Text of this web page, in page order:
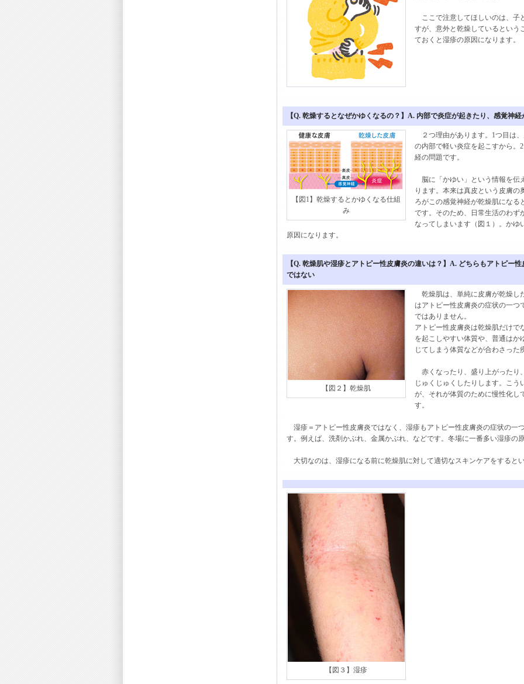
ここで注意してほしいのは、子
すが、意外と乾燥しているという
ておくと湿疹の原因になります。
【Q. 乾燥するとなぜかゆくなるの？】A. 内部で炎症が起きたり、感覚神
【図1】乾燥するとかゆくなる仕組
み
２つ理由があります。1つ目は
の内部で軽い炎症を起こすから。
経の問題です。
脳に「かゆい」という情報を伝
ります。本来は真皮という皮膚
ろがこの感覚神経が乾燥肌になる
です。そのため、日常生活のわず
なってしまいます（図１）。かゆ
原因になります。
【Q. 乾燥肌や湿疹とアトピー性皮膚炎の違いは？】A. どちらもアトピー
ではない
【図２】乾燥肌
乾燥肌は、単純に皮膚が乾燥し
はアトピー性皮膚炎の症状の一つ
ではありません。
アトピー性皮膚炎は乾燥肌だけで
を起こしやすい体質や、普通はか
じてしまう体質などが合わさった
赤くなったり、盛り上がったり
じゅくじゅくしたりします。こう
が、それが体質のために慢性化し
す。
湿疹＝アトピー性皮膚炎ではなく、湿疹もアトピー性皮膚炎の症状の一
す。例えば、洗剤かぶれ、金属かぶれ、などです。冬場に一番多い湿疹の
大切なのは、湿疹になる前に乾燥肌に対して適切なスキンケアをすると
【図３】湿疹